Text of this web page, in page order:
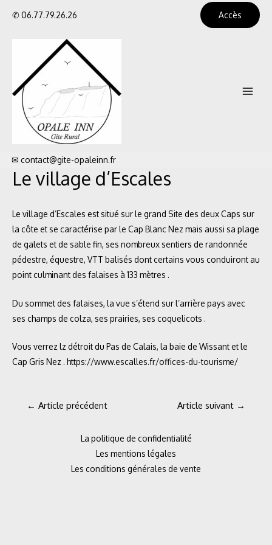
✆06.77.79.26.26 Accès
✉ contact@gite-opaleinn.fr
Le village d’Escales
Le village d’Escales est situé sur le grand Site des deux Caps sur
la côte et se caractérise par le Cap Blanc Nez mais aussi sa plage
de galets et de sable fin, ses nombreux sentiers de randonnée
pédestre, équestre, VTT balisés dont certains vous conduiront au
point culminant des falaises à 133 mètres .
Du sommet des falaises, la vue s’étend sur l’arrière pays avec
ses champs de colza, ses prairies, ses coquelicots .
Vous verrez lz détroit du Pas de Calais, la baie de Wissant et le
Cap Gris Nez . https://www.escalles.fr/offices-du-tourisme/
Navigation
← Article précédent Article suivant →
La politique de confidentialité
Les mentions légales
Les conditions générales de vente